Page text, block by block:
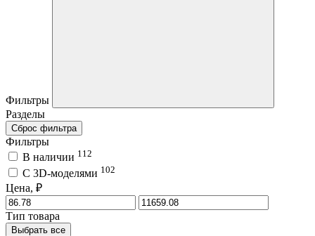
Фильтры
Разделы
Сброс фильтра
Фильтры
В наличии 112
C 3D-моделями 102
Цена, ₽
Тип товара
Выбрать все